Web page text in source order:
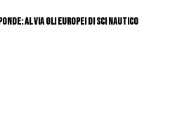
al via gli Europei di Sci Nautico